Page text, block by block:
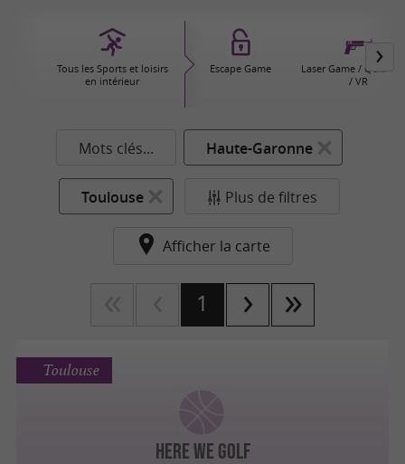
Tous les Sports et loisirs
en intérieur
Escape Game
Laser Game / Quiz
/ VR
Mots clés... Haute-Garonne
Toulouse Plus de filtres
Afficher la carte
1
Here We Golf
Toulouse